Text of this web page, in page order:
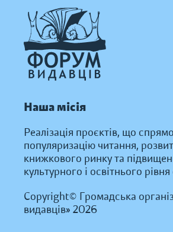
Наша місія
Реалізація проєктів, що
популяризацію читання,
книжкового ринку та
культурного і освітнього рівня
Copyright© Громадська
видавців» 2026